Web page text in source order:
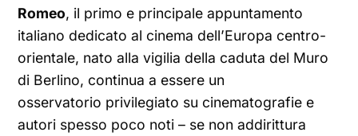
Romeo, il primo e principale appuntamento
italiano dedicato al cinema dell’Europa centro-
orientale, nato alla vigilia della caduta del Muro
di Berlino, continua a essere un
osservatorio privilegiato su cinematografie e
autori spesso poco noti – se non addirittura